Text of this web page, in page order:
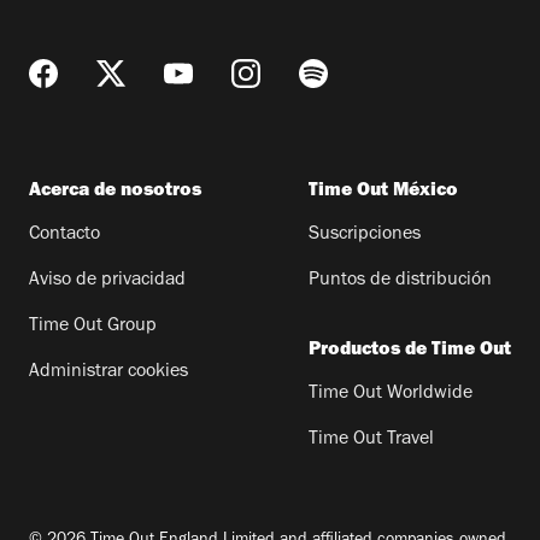
Acerca de nosotros
Contacto
Aviso de privacidad
Time Out Group
Administrar cookies
Time Out México
Suscripciones
Puntos de distribución
Productos de Time Out
Time Out Worldwide
Time Out Travel